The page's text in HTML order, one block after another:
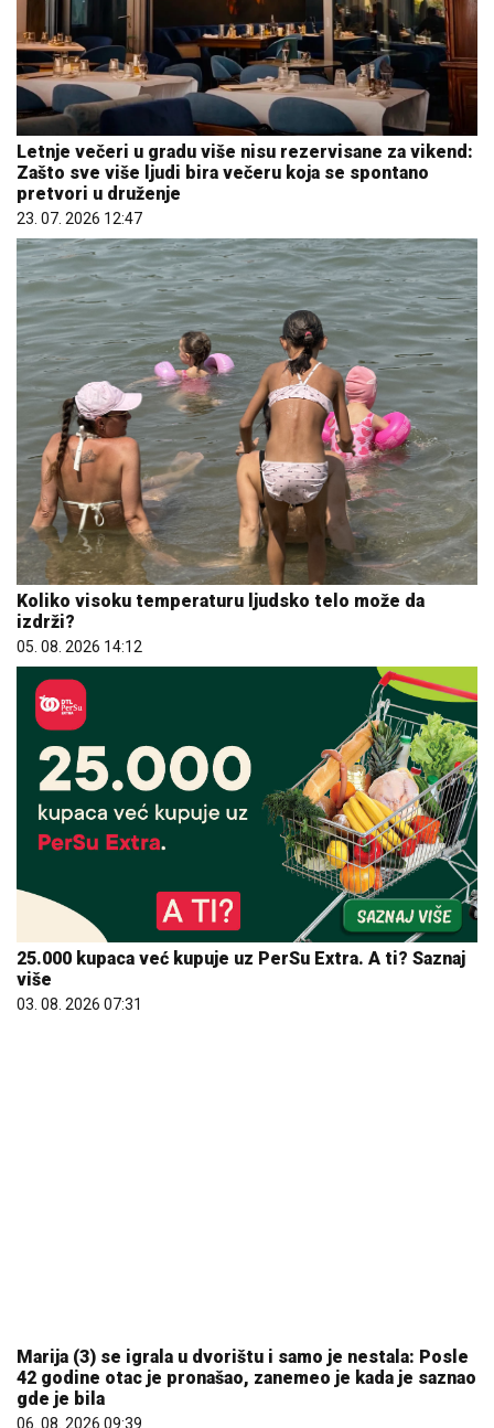
Letnje večeri u gradu više nisu rezervisane za vikend:
Zašto sve više ljudi bira večeru koja se spontano
pretvori u druženje
23. 07. 2026 12:47
Koliko visoku temperaturu ljudsko telo može da
izdrži?
05. 08. 2026 14:12
25.000 kupaca već kupuje uz PerSu Extra. A ti? Saznaj
više
03. 08. 2026 07:31
06. 08. 2026 09:39